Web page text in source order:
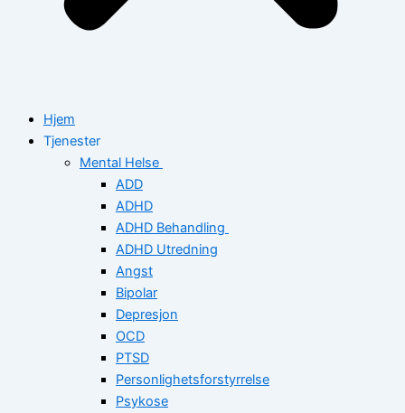
Hjem
Tjenester
Mental Helse
ADD
ADHD
ADHD Behandling
ADHD Utredning
Angst
Bipolar
Depresjon
OCD
PTSD
Personlighetsforstyrrelse
Psykose